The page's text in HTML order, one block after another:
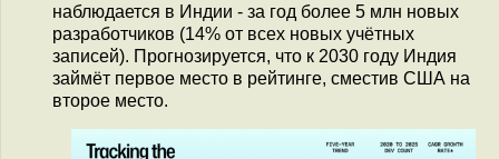
наблюдается в Индии - за год более 5 млн новых
разработчиков (14% от всех новых учётных
записей). Прогнозируется, что к 2030 году Индия
займёт первое место в рейтинге, сместив США на
второе место.